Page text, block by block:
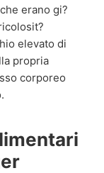
erano gi?
elevato di
propria
corporeo